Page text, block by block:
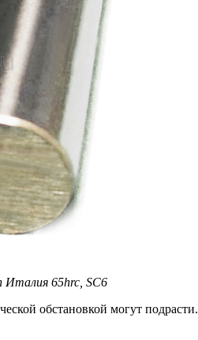
Италия 65hrc, SC6
обстановкой могут подрасти.